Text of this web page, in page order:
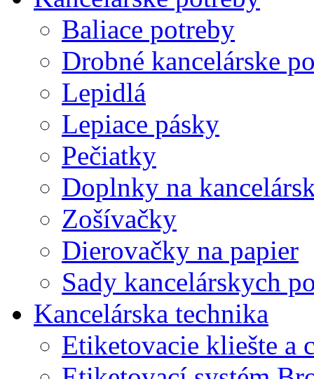
Baliace potreby
Drobné kancelárske
Lepidlá
Lepiace pásky
Pečiatky
Doplnky na
Zošívačky
Dierovačky na papier
Sady kancelárskych
Kancelárska technika
Etiketovacie kliešte a